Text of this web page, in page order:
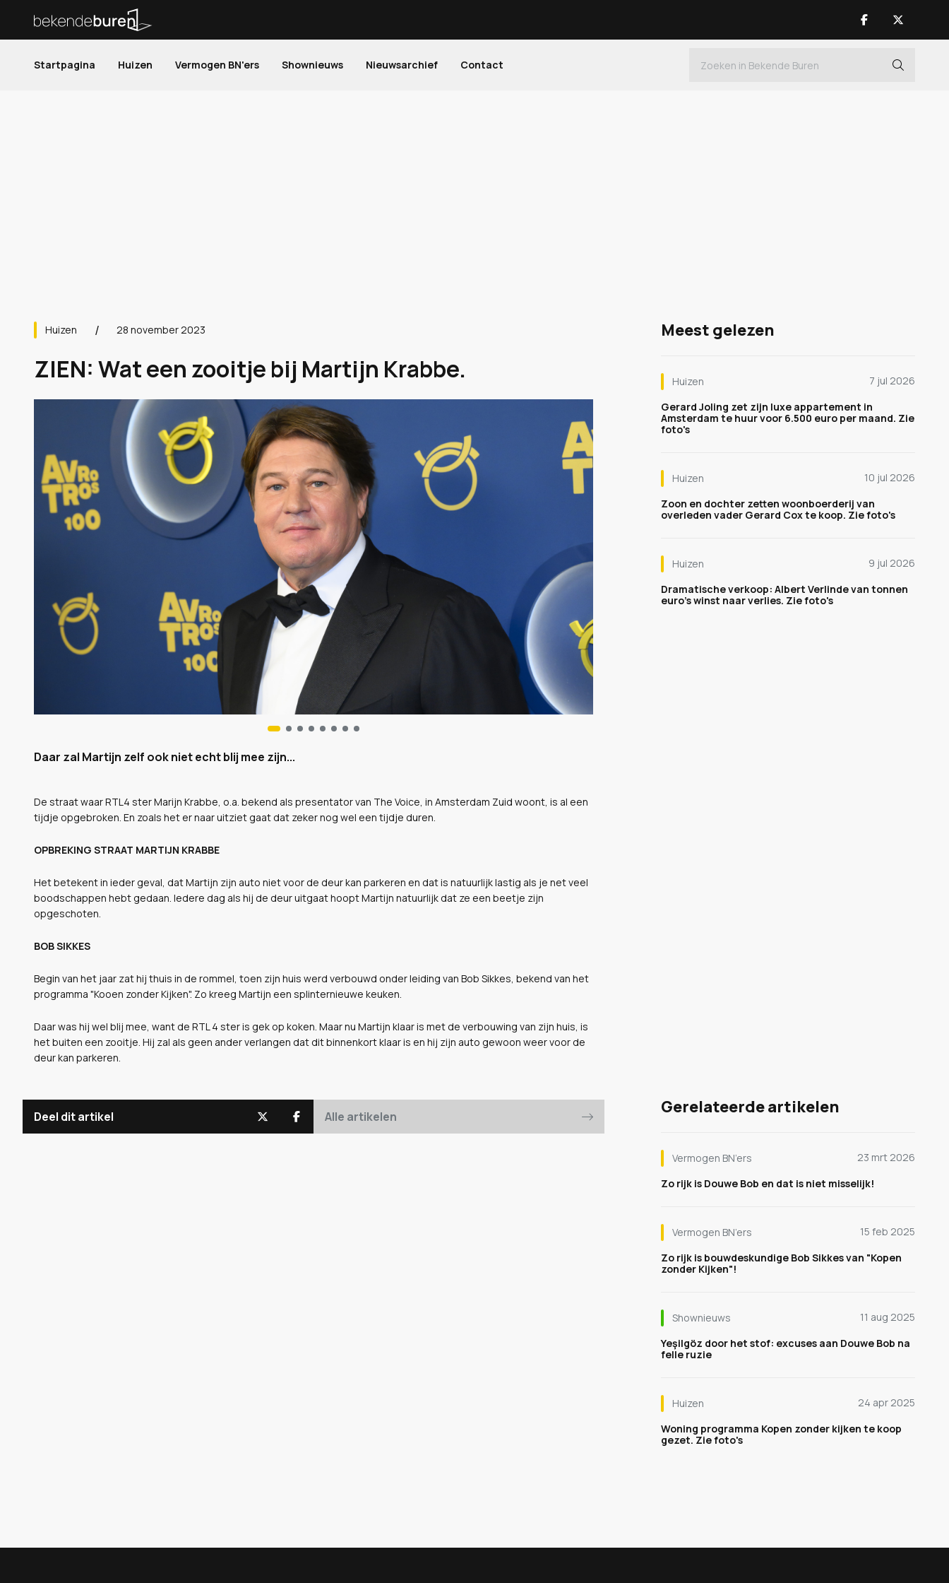
Startpagina Huizen Vermogen BN'ers Shownieuws Nieuwsarchief Contact
Huizen 28 november 2023
ZIEN: Wat een zooitje bij Martijn Krabbe.
Daar zal Martijn zelf ook niet echt blij mee zijn...
De straat waar RTL4 ster Marijn Krabbe, o.a. bekend als presentator van The Voice, in Amsterdam Zuid woont, is al een
tijdje opgebroken. En zoals het er naar uitziet gaat dat zeker nog wel een tijdje duren.
OPBREKING STRAAT MARTIJN KRABBE
Het betekent in ieder geval, dat Martijn zijn auto niet voor de deur kan parkeren en dat is natuurlijk lastig als je net veel
boodschappen hebt gedaan. Iedere dag als hij de deur uitgaat hoopt Martijn natuurlijk dat ze een beetje zijn
opgeschoten.
BOB SIKKES
Begin van het jaar zat hij thuis in de rommel, toen zijn huis werd verbouwd onder leiding van Bob Sikkes, bekend van het
programma "Kooen zonder Kijken". Zo kreeg Martijn een splinternieuwe keuken.
Daar was hij wel blij mee, want de RTL 4 ster is gek op koken. Maar nu Martijn klaar is met de verbouwing van zijn huis, is
het buiten een zooitje. Hij zal als geen ander verlangen dat dit binnenkort klaar is en hij zijn auto gewoon weer voor de
deur kan parkeren.
Deel dit artikel Alle artikelen
Meest gelezen
Huizen
7 jul 2026
Gerard Joling zet zijn luxe appartement in
Amsterdam te huur voor 6.500 euro per maand. Zie
foto's
Huizen
10 jul 2026
Zoon en dochter zetten woonboerderij van
overleden vader Gerard Cox te koop. Zie foto's
Huizen
9 jul 2026
Dramatische verkoop: Albert Verlinde van tonnen
euro's winst naar verlies. Zie foto's
Gerelateerde artikelen
Vermogen BN’ers
23 mrt 2026
Zo rijk is Douwe Bob en dat is niet misselijk!
Vermogen BN’ers
15 feb 2025
Zo rijk is bouwdeskundige Bob Sikkes van "Kopen
zonder Kijken"!
Shownieuws
11 aug 2025
Yeşilgöz door het stof: excuses aan Douwe Bob na
felle ruzie
Huizen
24 apr 2025
Woning programma Kopen zonder kijken te koop
gezet. Zie foto's